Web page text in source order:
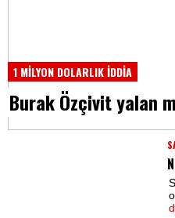
1 MİLYON DOLARLIK İDDİA
Burak Özçivit yalan